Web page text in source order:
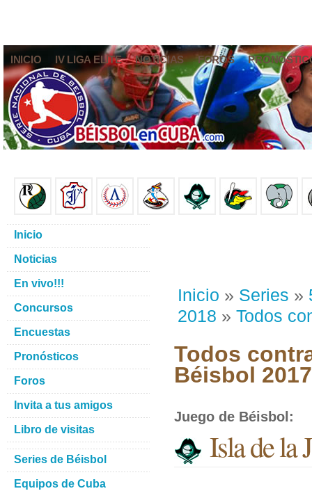
INICIO IV LIGA ELITE NOTICIAS FOROS
Inicio » Series »
2018 » Todos
Todos
Béisbol
Juego de Béisbol :
Isla de la
Inicio
Noticias
En vivo!!!
Concursos
Encuestas
Pronósticos
Foros
Invita a tus amigos
Libro de visitas
Series de Béisbol
Equipos de Cuba